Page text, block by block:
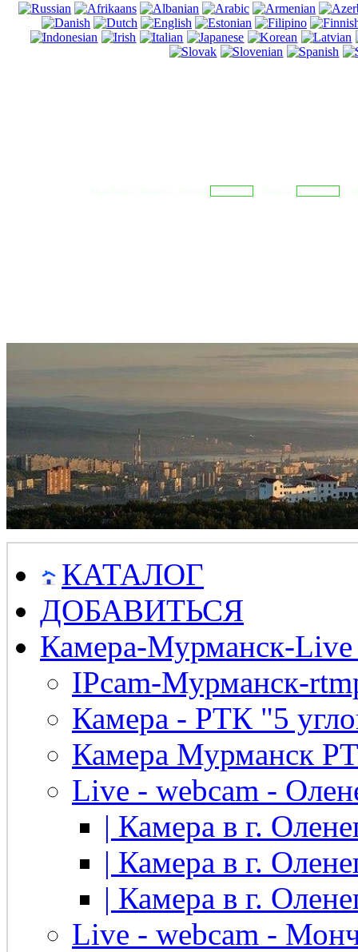
КАТАЛОГ
ДОБАВИТЬСЯ
Камера-Мурманск-
IPcam-Мурманск-
Камера - РТК "5
Камера Мурманск
Live - webcam -
| Камера в г.
| Камера в г.
| Камера в г.
Live - webcam -